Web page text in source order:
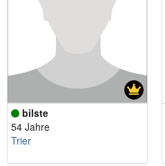
bilste
54 Jahre
Trier